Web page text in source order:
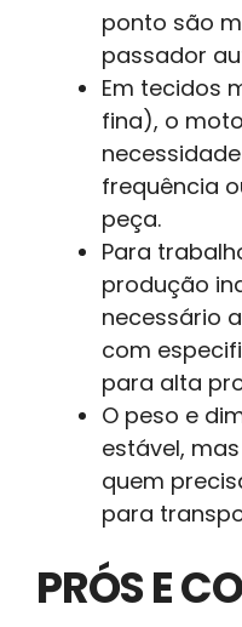
ponto são
passador
Em tecidos
fina), o
frequência
peça.
Para
produção
necessário
com
para alta
O peso e
estável,
quem
para
PRÓS E